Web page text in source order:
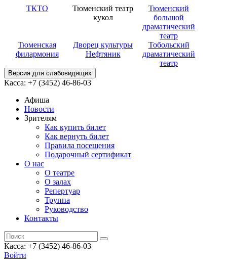
ТКТО
Тюменский театр
кукол
Тюменский
большой
драматический
театр
Тюменская
филармония
Дворец культуры
Нефтяник
Тобольский
драматический
театр
Версия для слабовидящих
Касса: +7 (3452) 46-86-03
Афиша
Новости
Зрителям
Как купить билет
Как вернуть билет
Правила посещения
Подарочный сертификат
О нас
О театре
О залах
Репертуар
Труппа
Руководство
Контакты
Касса: +7 (3452) 46-86-03
Войти